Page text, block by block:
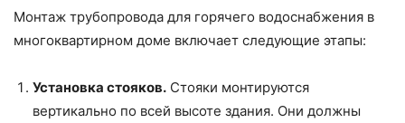
Монтаж трубопровода для горячего водоснабжения в
многоквартирном доме включает следующие этапы:
Установка стояков. Стояки монтируются
вертикально по всей высоте здания. Они должны